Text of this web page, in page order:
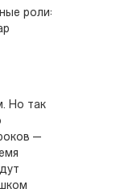
роли:
Но так
—